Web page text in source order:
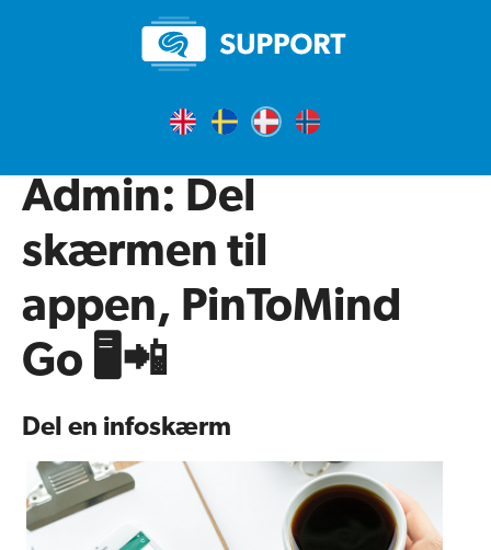
Admin: Del
skærmen til
appen, PinToMind
Go 🖥📲
Del en infoskærm